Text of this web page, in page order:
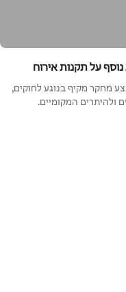
על תקנות אירוח
מחקר מקיף בנוגע לחוקים,
ולהיתרים המקומיים.